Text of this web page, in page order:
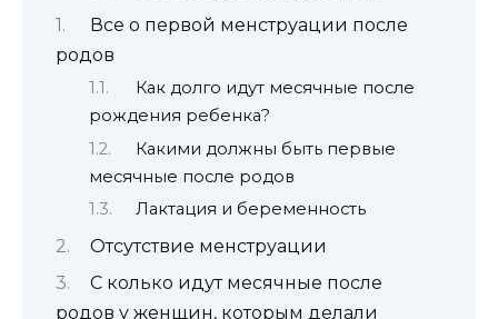
Все о первой менструации после
родов
Как долго идут месячные после
рождения ребенка?
Какими должны быть первые
месячные после родов
Лактация и беременность
Отсутствие менструации
С колько идут месячные после
родов у женщин, которым делали